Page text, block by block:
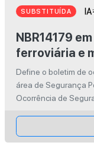
SUBSTITUÍDA
NBR14179 em 08/2010 - Ocorrência
ferroviária e
Define o boletim de
área de Segurança
Ocorrência de